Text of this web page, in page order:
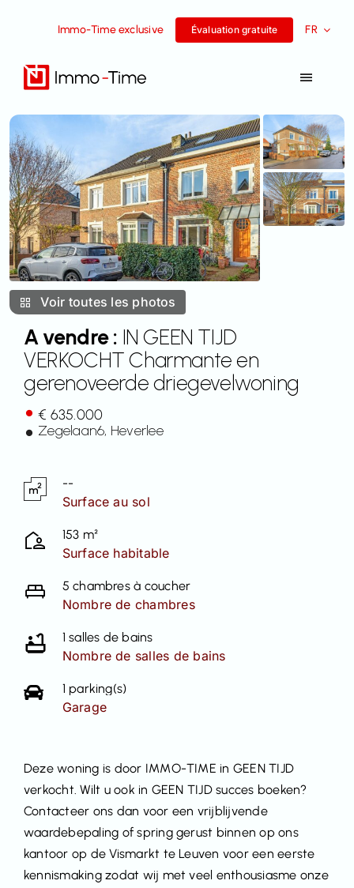
Immo-Time exclusive Évaluation gratuite FR
Toggle
Services
A vendre
A louer
Histoires de réussite
L’équipe
Contact
Voir toutes les photos
A vendre : IN GEEN TIJD
VERKOCHT Charmante en
gerenoveerde driegevelwoning
€ 635.000
Zegelaan6, Heverlee
--
Surface au sol
153 m²
Surface habitable
5 chambres à coucher
Nombre de chambres
1 salles de bains
Nombre de salles de bains
1 parking(s)
Garage
Deze woning is door IMMO-TIME in GEEN TIJD
verkocht. Wilt u ook in GEEN TIJD succes boeken?
Contacteer ons dan voor een vrijblijvende
waardebepaling of spring gerust binnen op ons
kantoor op de Vismarkt te Leuven voor een eerste
kennismaking zodat wij met veel enthousiasme onze